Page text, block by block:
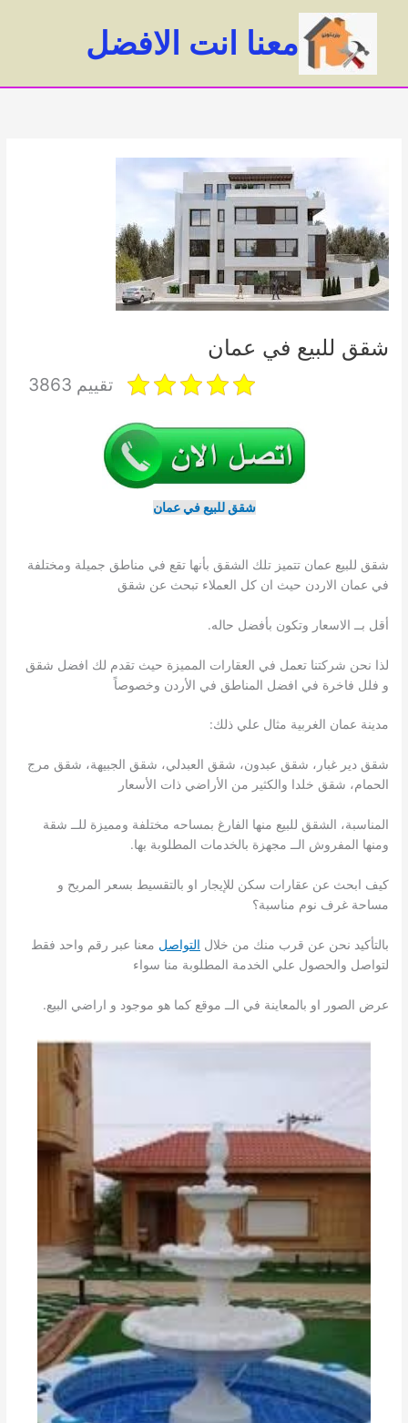
المحتوى
معنا انت الافضل
شقق للبيع في عمان
تقييم 3863
شقق للبيع في عمان
شقق للبيع عمان تتميز تلك الشقق بأنها تقع في مناطق جميلة ومختلفة
في عمان الاردن حيث ان كل العملاء تبحث عن شقق
أقل بــ الاسعار وتكون بأفضل حاله.
لذا نحن شركتنا تعمل في العقارات المميزة حيث تقدم لك افضل شقق
و فلل فاخرة في افضل المناطق في الأردن وخصوصاً
مدينة عمان الغربية مثال علي ذلك:
شقق دير غبار، شقق عبدون، شقق العبدلي، شقق الجبيهة، شقق مرج
الحمام، شقق خلدا والكثير من الأراضي ذات الأسعار
المناسبة، الشقق للبيع منها الفارغ بمساحه مختلفة ومميزة للــ شقة
ومنها المفروش الــ مجهزة بالخدمات المطلوبة بها.
كيف ابحث عن عقارات سكن للإيجار او بالتقسيط بسعر المريح و
مساحة غرف نوم مناسبة؟
بالتأكيد نحن عن قرب منك من خلال التواصل معنا عبر رقم واحد فقط
لتواصل والحصول علي الخدمة المطلوبة منا سواء
عرض الصور او بالمعاينة في الــ موقع كما هو موجود و اراضي البيع.